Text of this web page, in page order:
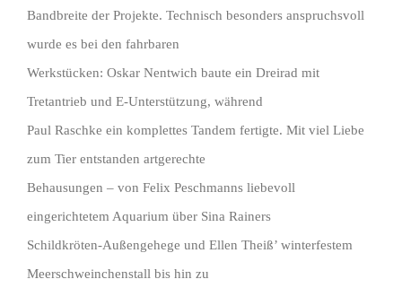
Bandbreite der Projekte. Technisch besonders anspruchsvoll
wurde es bei den fahrbaren
Werkstücken: Oskar Nentwich baute ein Dreirad mit
Tretantrieb und E-Unterstützung, während
Paul Raschke ein komplettes Tandem fertigte. Mit viel Liebe
zum Tier entstanden artgerechte
Behausungen – von Felix Peschmanns liebevoll
eingerichtetem Aquarium über Sina Rainers
Schildkröten-Außengehege und Ellen Theiß’ winterfestem
Meerschweinchenstall bis hin zu